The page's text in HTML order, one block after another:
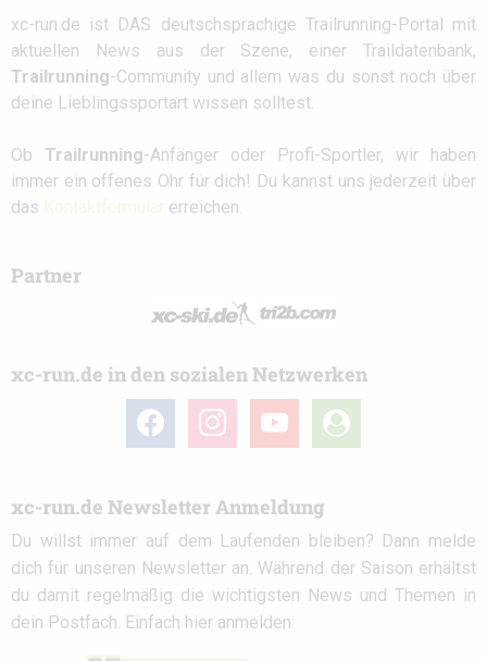
xc-run.de ist DAS deutschsprachige Trailrunning-Portal mit
aktuellen News aus der Szene, einer Traildatenbank,
Trailrunning-Community und allem was du sonst noch über
deine Lieblingssportart wissen solltest.
Ob Trailrunning-Anfänger oder Profi-Sportler, wir haben
immer ein offenes Ohr für dich! Du kannst uns jederzeit über
das Kontaktformular erreichen.
Partner
xc-run.de in den sozialen Netzwerken
facebook instagramyoutube
user-
circle
xc-run.de Newsletter Anmeldung
Du willst immer auf dem Laufenden bleiben? Dann melde
dich für unseren Newsletter an. Während der Saison erhältst
du damit regelmäßig die wichtigsten News und Themen in
dein Postfach. Einfach hier anmelden: